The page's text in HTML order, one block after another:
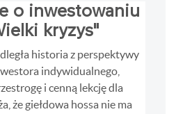
o inwestowaniu
kryzys"
historia z perspektywy
indywidualnego,
i cenną lekcję dla
że giełdowa hossa nie ma